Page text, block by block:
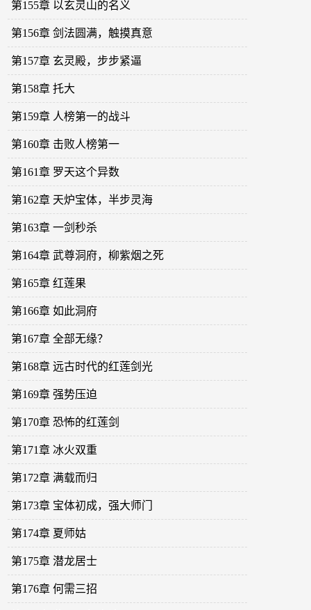
第155章 以玄灵山的名义
第156章 剑法圆满，触摸真意
第157章 玄灵殿，步步紧逼
第158章 托大
第159章 人榜第一的战斗
第160章 击败人榜第一
第161章 罗天这个异数
第162章 天炉宝体，半步灵海
第163章 一剑秒杀
第164章 武尊洞府，柳紫烟之死
第165章 红莲果
第166章 如此洞府
第167章 全部无缘？
第168章 远古时代的红莲剑光
第169章 强势压迫
第170章 恐怖的红莲剑
第171章 冰火双重
第172章 满载而归
第173章 宝体初成，强大师门
第174章 夏师姑
第175章 潜龙居士
第176章 何需三招